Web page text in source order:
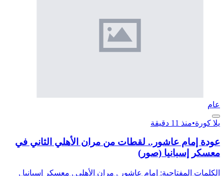
عام
يلا كورة•منذ 11 دقيقة
عودة إمام عاشور.. لقطات من مران الأهلي الثاني في
معسكر إسبانيا (صور)
الكلمات المفتاحية: إمام عاشور , مران الأهلي , معسكر إسبانيا ,